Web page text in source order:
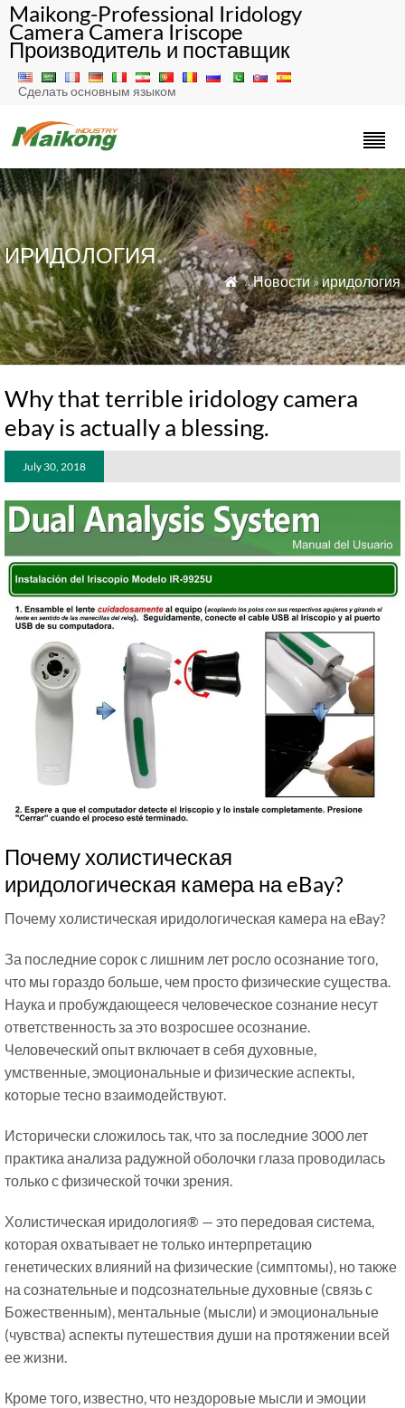
Maikong-Professional Iridology
Camera Camera Iriscope
Производитель и поставщик
Сделать основным языком
ИРИДОЛОГИЯ
 »Новости»иридология
Why that terrible iridology camera
ebay is actually a blessing.
July 30, 2018
Почему холистическая
иридологическая камера на eBay?
Почему холистическая иридологическая камера на eBay?
За последние сорок с лишним лет росло осознание того,
что мы гораздо больше, чем просто физические существа.
Наука и пробуждающееся человеческое сознание несут
ответственность за это возросшее осознание.
Человеческий опыт включает в себя духовные,
умственные, эмоциональные и физические аспекты,
которые тесно взаимодействуют.
Исторически сложилось так, что за последние 3000 лет
практика анализа радужной оболочки глаза проводилась
только с физической точки зрения.
Холистическая иридология® — это передовая система,
которая охватывает не только интерпретацию
генетических влияний на физические (симптомы), но также
на сознательные и подсознательные духовные (связь с
Божественным), ментальные (мысли) и эмоциональные
(чувства) аспекты путешествия души на протяжении всей
ее жизни.
Кроме того, известно, что нездоровые мысли и эмоции